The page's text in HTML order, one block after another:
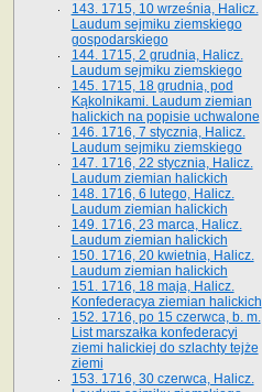
143. 1715, 10 września, Halicz.
Laudum sejmiku ziemskiego
gospodarskiego
144. 1715, 2 grudnia, Halicz.
Laudum sejmiku ziemskiego
145. 1715, 18 grudnia, pod
Kąkolnikami. Laudum ziemian
halickich na popisie uchwalone
146. 1716, 7 stycznia, Halicz.
Laudum sejmiku ziemskiego
147. 1716, 22 stycznia, Halicz.
Laudum ziemian halickich
148. 1716, 6 lutego, Halicz.
Laudum ziemian halickich
149. 1716, 23 marca, Halicz.
Laudum ziemian halickich
150. 1716, 20 kwietnia, Halicz.
Laudum ziemian halickich
151. 1716, 18 maja, Halicz.
Konfederacya ziemian halickich
152. 1716, po 15 czerwca, b. m.
List marszałka konfederacyi
ziemi halickiej do szlachty tejże
ziemi
153. 1716, 30 czerwca, Halicz.